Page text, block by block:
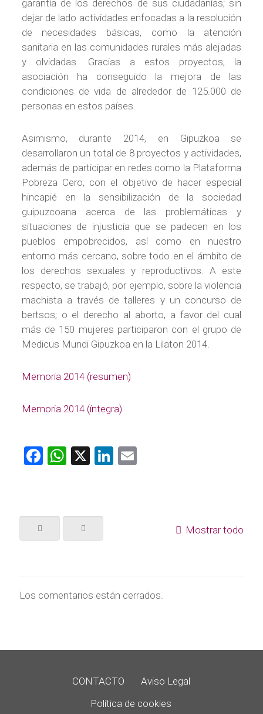
garantía de los derechos de sus ciudadanías; sin
dejar de lado actividades enfocadas a la resolución
de necesidades básicas, como la atención
sanitaria en las comunidades rurales más alejadas
y olvidadas. Gracias a estos proyectos, la
asociación ha conseguido la mejora de las
condiciones de vida de alrededor de 125.000 de
personas en estos países.
Asimismo, durante 2014, en Gipuzkoa se
desarrollaron un total de 8 proyectos y actividades,
además de participar en redes como la Plataforma
Pobreza Cero, con el objetivo de hacer especial
hincapié en la sensibilización de la sociedad
guipuzcoana acerca de las problemáticas y
situaciones de injusticia que se padecen en los
pueblos empobrecidos, así como en nuestro
entorno más cercano, sobre todo en el ámbito de
los derechos sexuales y reproductivos. A este
respecto, se trabajó, por ejemplo, sobre la violencia
machista a través de talleres y un concurso de
bertsos; o el derecho al aborto, a favor del cual
más de 150 mujeres participaron con el grupo de
Medicus Mundi Gipuzkoa en la Lilaton 2014.
Memoria 2014 (resumen)
Memoria 2014 (íntegra)
Facebook
WhatsApp
X LinkedIn
Email
Mostrar todo
Los comentarios están cerrados.
CONTACTO
Aviso Legal
Política de cookies